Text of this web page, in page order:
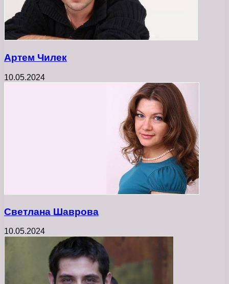
Артем Чилек
10.05.2024
Светлана Шаврова
10.05.2024